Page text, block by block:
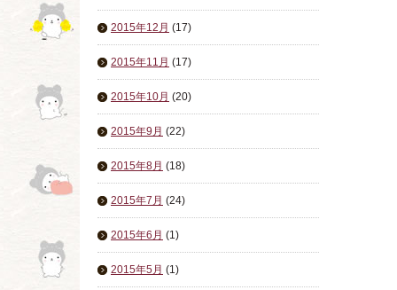
2015年12月 (17)
2015年11月 (17)
2015年10月 (20)
2015年9月 (22)
2015年8月 (18)
2015年7月 (24)
2015年6月 (1)
2015年5月 (1)